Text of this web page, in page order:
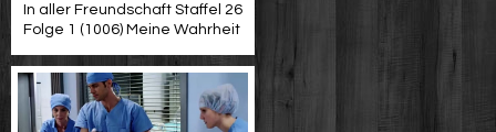
In aller Freundschaft Staffel 26
Folge 1 (1006) Meine Wahrheit